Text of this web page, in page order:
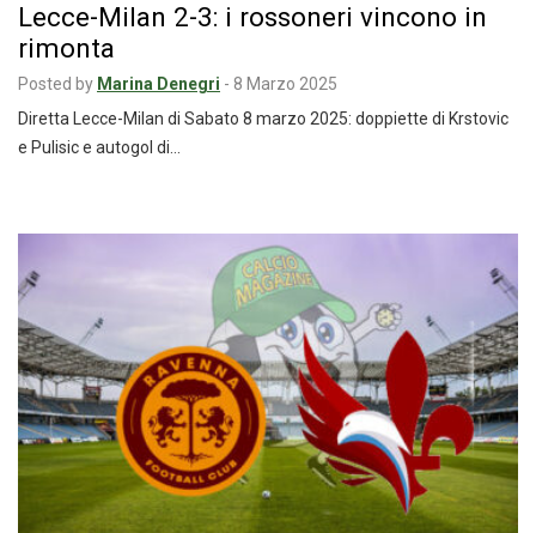
Lecce-Milan 2-3: i rossoneri vincono in
rimonta
Posted by Marina Denegri - 8 Marzo 2025
Diretta Lecce-Milan di Sabato 8 marzo 2025: doppiette di Krstovic
e Pulisic e autogol di…